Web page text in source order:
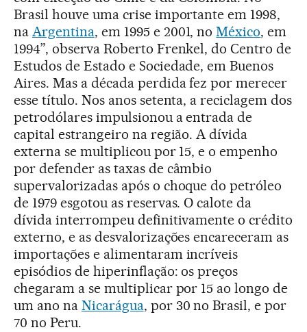
Brasil houve uma crise importante em 1998,
na Argentina, em 1995 e 2001, noMéxico, em
1994”, observa Roberto Frenkel, do Centro de
Estudos de Estado e Sociedade, em Buenos
Aires. Mas a década perdida fez por merecer
esse título. Nos anos setenta, a reciclagem dos
petrodólares impulsionou a entrada de
capital estrangeiro na região. A dívida
externa se multiplicou por 15, e o empenho
por defender as taxas de câmbio
supervalorizadas após o choque do petróleo
de 1979 esgotou as reservas. O calote da
dívida interrompeu definitivamente o crédito
externo, e as desvalorizações encareceram as
importações e alimentaram incríveis
episódios de hiperinflação: os preços
chegaram a se multiplicar por 15 ao longo de
um ano na Nicarágua, por 30 no Brasil, e por
70 no Peru.